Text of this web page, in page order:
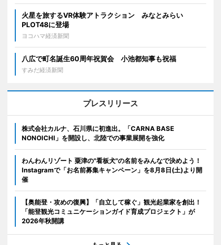
火星を旅するVR体験アトラクション みなとみらい
PLOT48に登場
ヨコハマ経済新聞
八広で町名誕生60周年祝賀会 小池都知事も祝福
すみだ経済新聞
プレスリリース
株式会社カルナ、石川県に初進出。「CARNA BASE
NONOICHI」を開設し、北陸での事業展開を強化
わんわんリゾート 粟津の"看板犬"の名前をみんなで決めよう！
Instagramで「お名前募集キャンペーン」を8月8日(土)より開
催
【奥能登・攻めの復興】「自立して稼ぐ」観光起業家を創出！
「能登観光コミュニケーションガイド育成プロジェクト」が
2026年秋開講